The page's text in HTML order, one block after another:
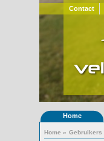
Contact
Home
Home » Gebruikers